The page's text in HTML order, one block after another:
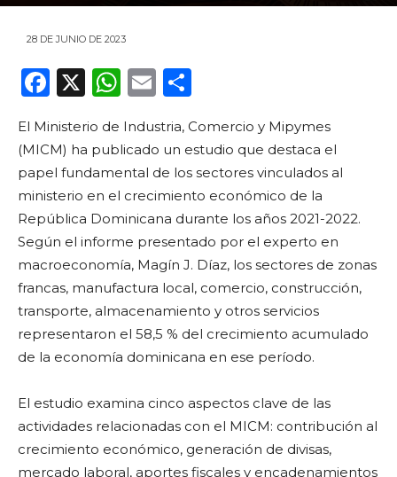
28 DE JUNIO DE 2023
F
c
e
b
o
o
k
X
W
a
ts
A
p
p
E
ai
l
m
p
ar
ti
r
El Ministerio de Industria, Comercio y Mipymes
(MICM) ha publicado un estudio que destaca el
papel fundamental de los sectores vinculados al
ministerio en el crecimiento económico de la
República Dominicana durante los años 2021-2022.
Según el informe presentado por el experto en
macroeconomía, Magín J. Díaz, los sectores de zonas
francas, manufactura local, comercio, construcción,
transporte, almacenamiento y otros servicios
representaron el 58,5 % del crecimiento acumulado
de la economía dominicana en ese período.
El estudio examina cinco aspectos clave de las
actividades relacionadas con el MICM: contribución al
crecimiento económico, generación de divisas,
mercado laboral, aportes fiscales y encadenamientos